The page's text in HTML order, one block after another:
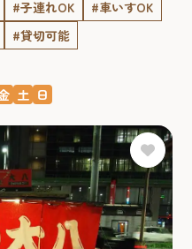
#子連れOK
#車いすOK
#貸切可能
土 日